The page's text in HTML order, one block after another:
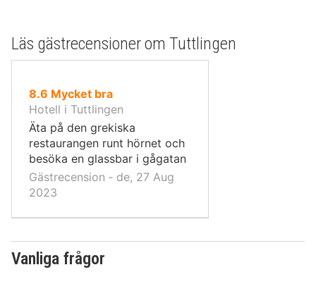
Läs gästrecensioner om Tuttlingen
8.6 av
10,
Mycket bra
Hotell i Tuttlingen
Äta på den grekiska
restaurangen runt hörnet och
besöka en glassbar i gågatan
Gästrecension ‐ de, 27 Aug
2023
Vanliga frågor